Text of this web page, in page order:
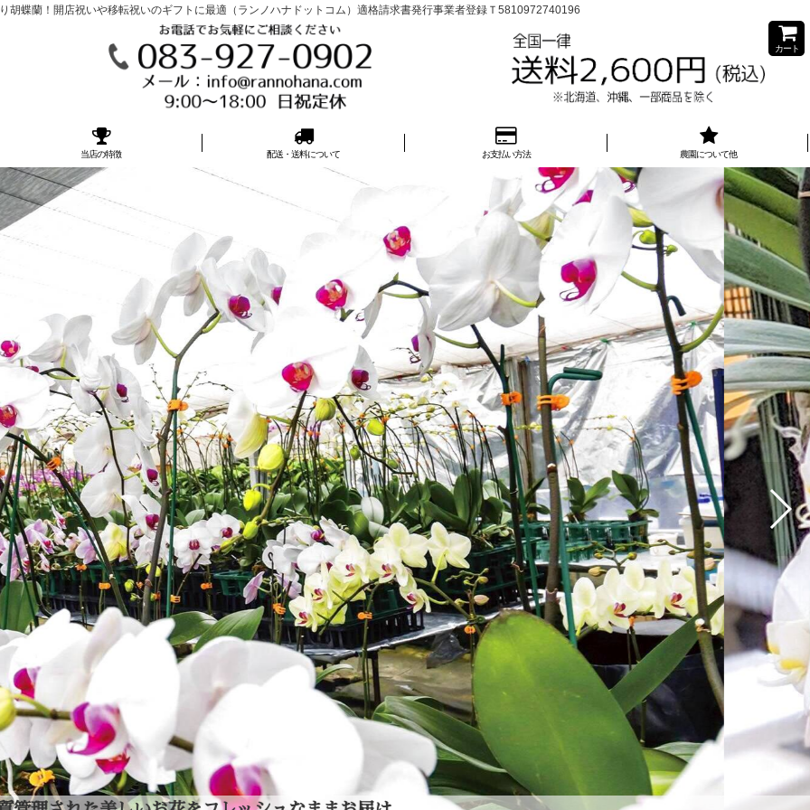
胡蝶蘭！開店祝いや移転祝いのギフトに最適（ランノハナドットコム）適格請求書発行事業者登録Ｔ5810972740196
カート
当店の特徴 配送・送料について お支払い方法 農園について他